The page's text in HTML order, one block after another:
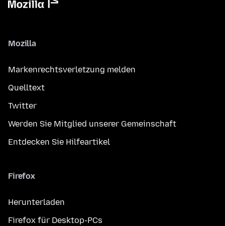
Mozilla
Markenrechtsverletzung melden
Quelltext
Twitter
Werden Sie Mitglied unserer Gemeinschaft
Entdecken Sie Hilfeartikel
Firefox
Herunterladen
Firefox für Desktop-PCs